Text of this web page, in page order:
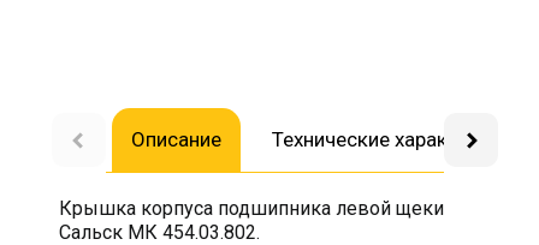
Описание Технические
Крышка корпуса подшипника левой щеки
Сальск МК 454.03.802.